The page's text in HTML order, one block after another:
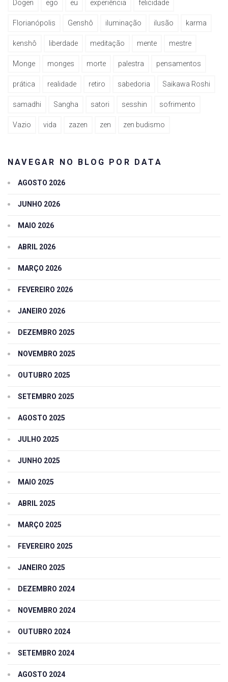
Dogen ego eu experiência felicidade
Florianópolis Genshô iluminação ilusão karma
kenshô liberdade meditação mente mestre
Monge monges morte palestra pensamentos
prática realidade retiro sabedoria Saikawa Roshi
samadhi Sangha satori sesshin sofrimento
Vazio vida zazen zen zen budismo
NAVEGAR NO BLOG POR DATA
AGOSTO 2026
JUNHO 2026
MAIO 2026
ABRIL 2026
MARÇO 2026
FEVEREIRO 2026
JANEIRO 2026
DEZEMBRO 2025
NOVEMBRO 2025
OUTUBRO 2025
SETEMBRO 2025
AGOSTO 2025
JULHO 2025
JUNHO 2025
MAIO 2025
ABRIL 2025
MARÇO 2025
FEVEREIRO 2025
JANEIRO 2025
DEZEMBRO 2024
NOVEMBRO 2024
OUTUBRO 2024
SETEMBRO 2024
AGOSTO 2024